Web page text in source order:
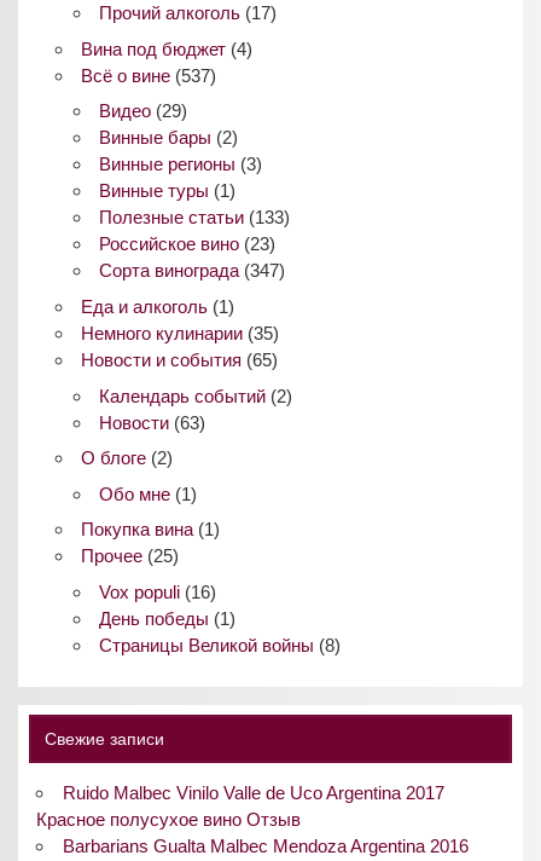
Прочий алкоголь(17)
Вина под бюджет(4)
Всё о вине(537)
Видео(29)
Винные бары (2)
Винные регионы (3)
Винные туры (1)
Полезные статьи(133)
Российское вино(23)
Сорта винограда(347)
Еда и алкоголь(1)
Немного кулинарии(35)
Новости и события (65)
Календарь событий(2)
Новости(63)
О блоге(2)
Обо мне(1)
Покупка вина(1)
Прочее(25)
Vox populi(16)
День победы (1)
Страницы Великой войны (8)
Свежие записи
Ruido Malbec Vinilo Valle de Uco Argentina 2017
Красное полусухое вино Отзыв
Barbarians Gualta Malbec Mendoza Argentina 2016